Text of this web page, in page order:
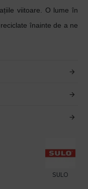
viitoare. O lume în
înainte de a ne
SULO